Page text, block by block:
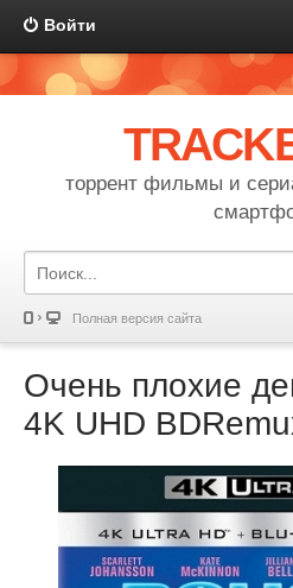
Войти
торрент фильмы и
Полная версия сайта
Очень плохие
4K UHD